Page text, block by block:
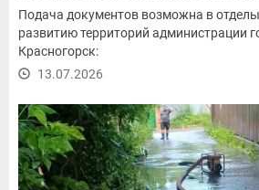
Подача документов возможна в
развитию территорий администрации
Красногорск:
13.07.2026